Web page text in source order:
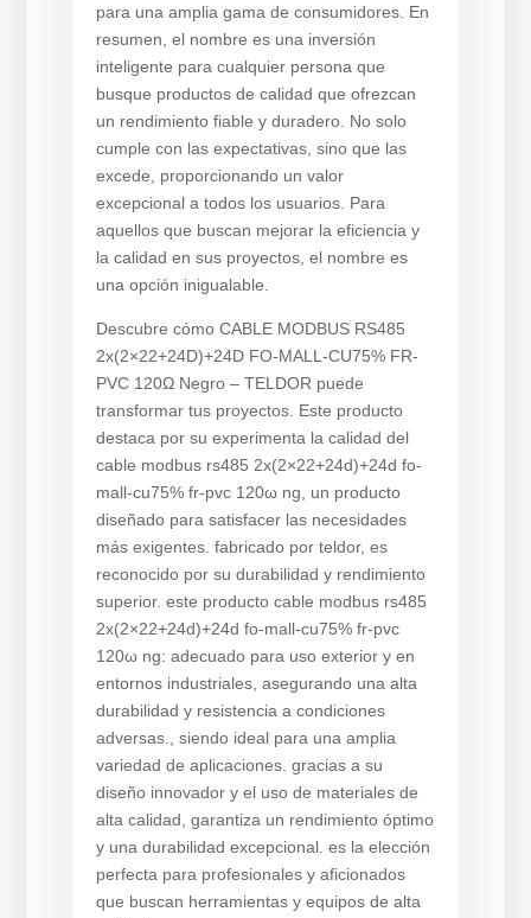
para una amplia gama de consumidores. En
resumen, el nombre es una inversión
inteligente para cualquier persona que
busque productos de calidad que ofrezcan
un rendimiento fiable y duradero. No solo
cumple con las expectativas, sino que las
excede, proporcionando un valor
excepcional a todos los usuarios. Para
aquellos que buscan mejorar la eficiencia y
la calidad en sus proyectos, el nombre es
una opción inigualable.
Descubre cómo CABLE MODBUS RS485
2x(2×22+24D)+24D FO-MALL-CU75% FR-
PVC 120Ω Negro – TELDOR puede
transformar tus proyectos. Este producto
destaca por su experimenta la calidad del
cable modbus rs485 2x(2×22+24d)+24d fo-
mall-cu75% fr-pvc 120ω ng, un producto
diseñado para satisfacer las necesidades
más exigentes. fabricado por teldor, es
reconocido por su durabilidad y rendimiento
superior. este producto cable modbus rs485
2x(2×22+24d)+24d fo-mall-cu75% fr-pvc
120ω ng: adecuado para uso exterior y en
entornos industriales, asegurando una alta
durabilidad y resistencia a condiciones
adversas., siendo ideal para una amplia
variedad de aplicaciones. gracias a su
diseño innovador y el uso de materiales de
alta calidad, garantiza un rendimiento óptimo
y una durabilidad excepcional. es la elección
perfecta para profesionales y aficionados
que buscan herramientas y equipos de alta